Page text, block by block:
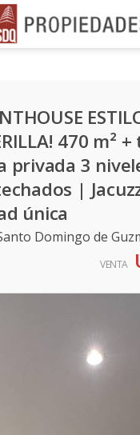
470 m²
privada 3
|
única
Domingo de
VENTA